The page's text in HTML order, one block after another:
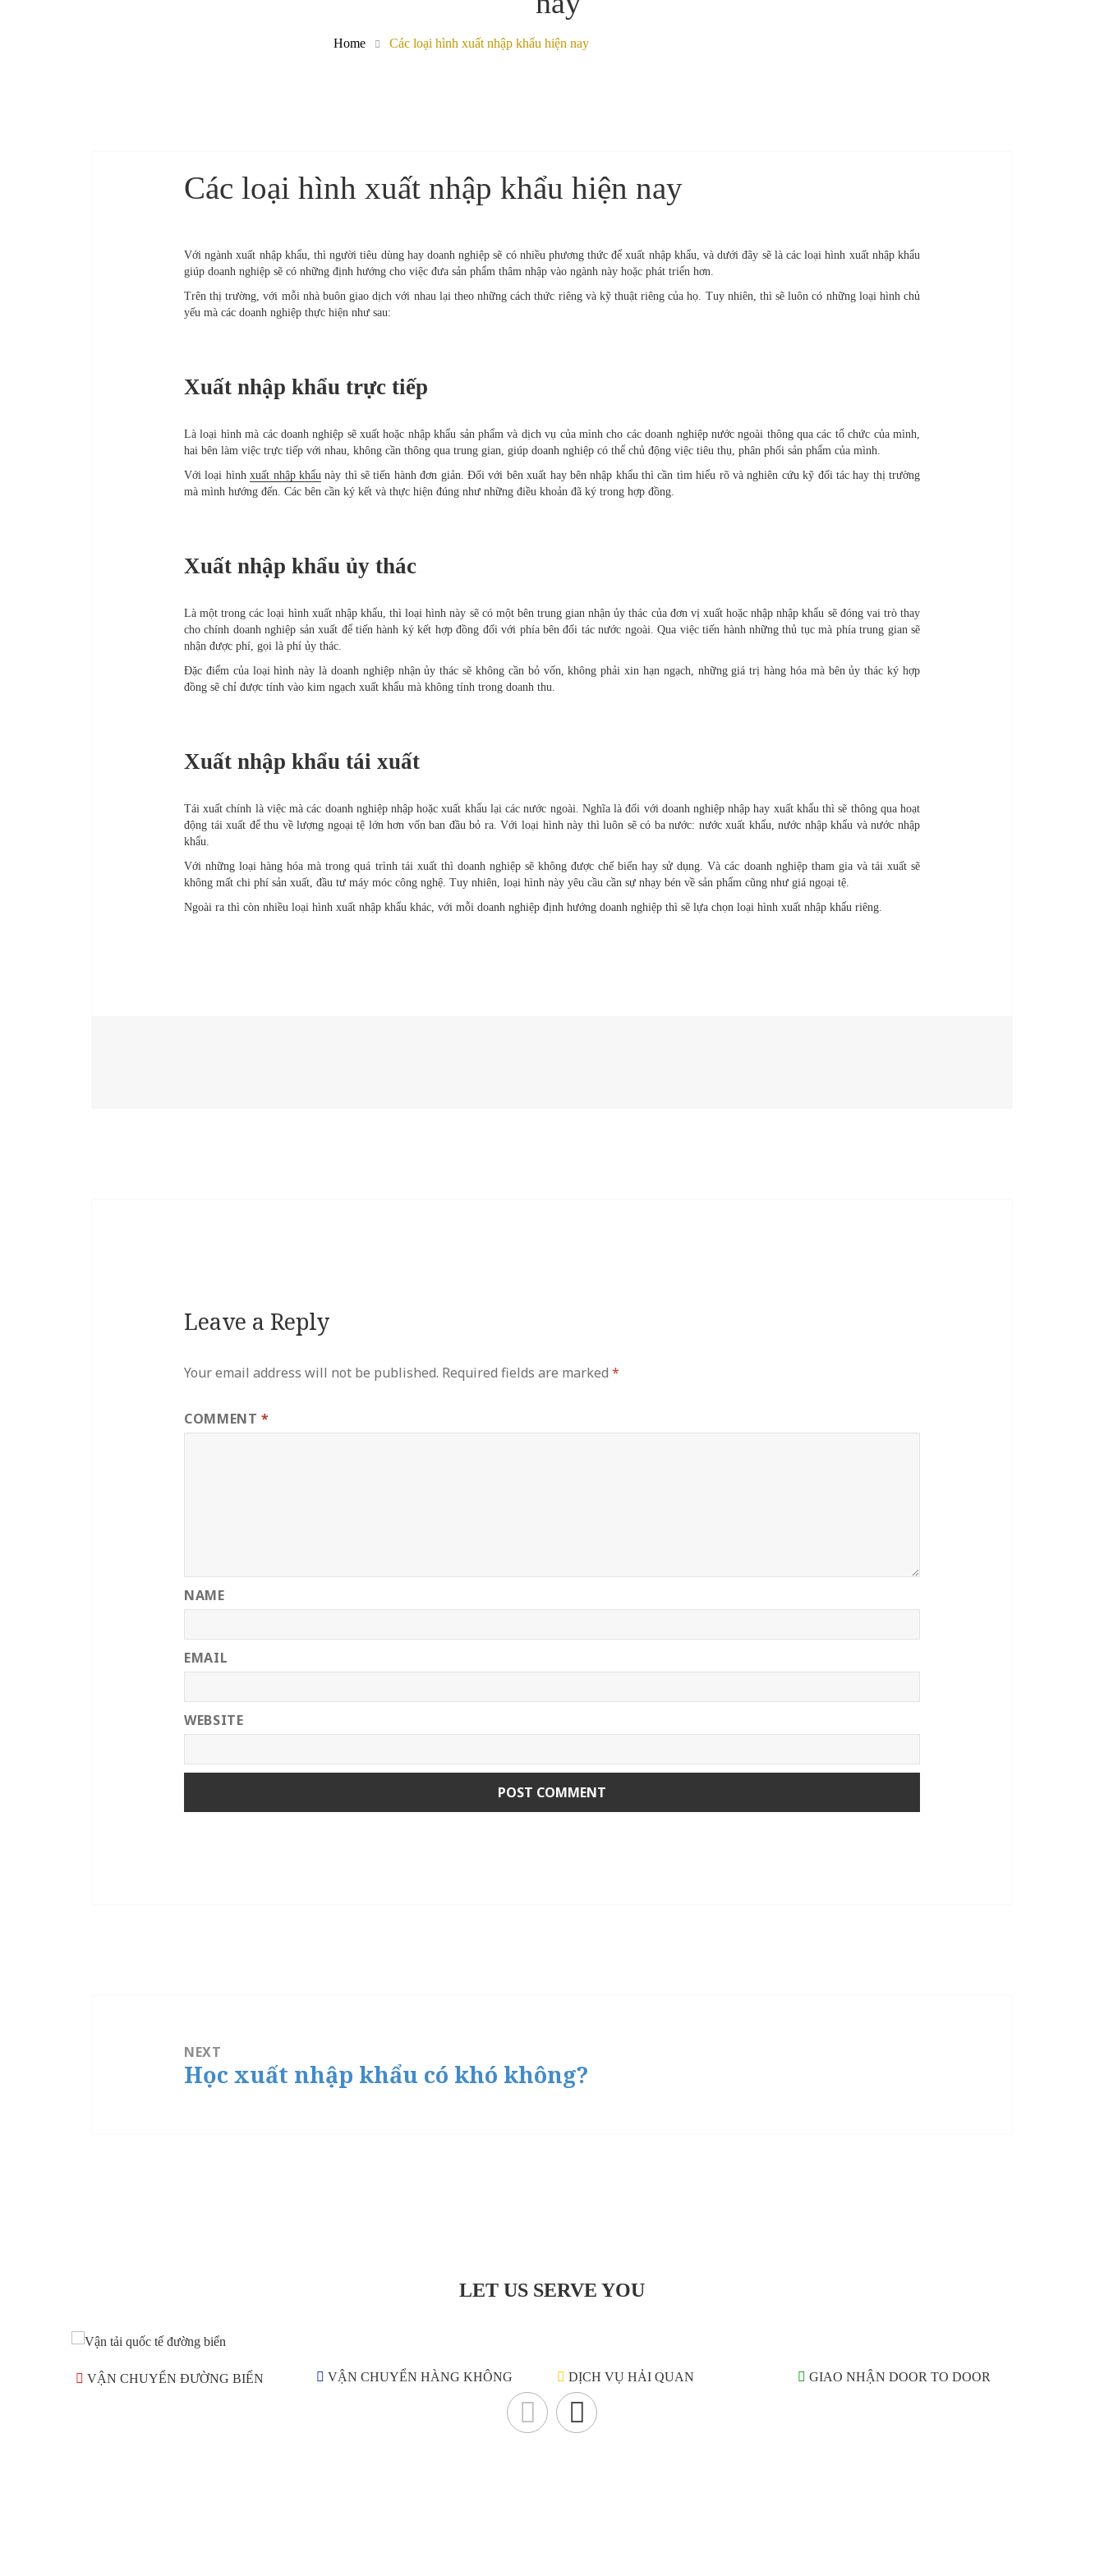
Home Các loại hình xuất nhập khẩu hiện nay
Các loại hình xuất nhập khẩu hiện nay
Với ngành xuất nhập khẩu, thì người tiêu dùng hay doanh nghiệp sẽ có nhiều phương thức để xuất nhập khẩu, và dưới đây sẽ là các loại hình xuất nhập khẩu
giúp doanh nghiệp sẽ có những định hướng cho việc đưa sản phẩm thâm nhập vào ngành này hoặc phát triển hơn.
Trên thị trường, với mỗi nhà buôn giao dịch với nhau lại theo những cách thức riêng và kỹ thuật riêng của họ. Tuy nhiên, thì sẽ luôn có những loại hình chủ
yếu mà các doanh nghiệp thực hiện như sau:
Xuất nhập khẩu trực tiếp
Là loại hình mà các doanh nghiệp sẽ xuất hoặc nhập khẩu sản phẩm và dịch vụ của mình cho các doanh nghiệp nước ngoài thông qua các tổ chức của mình,
hai bên làm việc trực tiếp với nhau, không cần thông qua trung gian, giúp doanh nghiệp có thể chủ động việc tiêu thụ, phân phối sản phẩm của mình.
Với loại hìnhxuất nhập khẩu này thì sẽ tiến hành đơn giản. Đối với bên xuất hay bên nhập khẩu thì cần tìm hiểu rõ và nghiên cứu kỹ đối tác hay thị trường
mà mình hướng đến. Các bên cần ký kết và thực hiện đúng như những điều khoản đã ký trong hợp đồng.
Xuất nhập khẩu ủy thác
Là một trong các loại hình xuất nhập khẩu, thì loại hình này sẽ có một bên trung gian nhận ủy thác của đơn vị xuất hoặc nhập nhập khẩu sẽ đóng vai trò thay
cho chính doanh nghiệp sản xuất để tiến hành ký kết hợp đồng đối với phía bên đối tác nước ngoài. Qua việc tiến hành những thủ tục mà phía trung gian sẽ
nhận được phí, gọi là phí ủy thác.
Đặc điểm của loại hình này là doanh nghiệp nhận ủy thác sẽ không cần bỏ vốn, không phải xin hạn ngạch, những giá trị hàng hóa mà bên ủy thác ký hợp
đồng sẽ chỉ được tính vào kim ngạch xuất khẩu mà không tính trong doanh thu.
Xuất nhập khẩu tái xuất
Tái xuất chính là việc mà các doanh nghiệp nhập hoặc xuất khẩu lại các nước ngoài. Nghĩa là đối với doanh nghiệp nhập hay xuất khẩu thì sẽ thông qua hoạt
động tái xuất để thu về lượng ngoại tệ lớn hơn vốn ban đầu bỏ ra. Với loại hình này thì luôn sẽ có ba nước: nước xuất khẩu, nước nhập khẩu và nước nhập
khẩu.
Với những loại hàng hóa mà trong quá trình tái xuất thì doanh nghiệp sẽ không được chế biến hay sử dụng. Và các doanh nghiệp tham gia và tái xuất sẽ
không mất chi phí sản xuất, đầu tư máy móc công nghệ. Tuy nhiên, loại hình này yêu cầu cần sự nhạy bén về sản phẩm cũng như giá ngoại tệ.
Ngoài ra thì còn nhiều loại hình xuất nhập khẩu khác, với mỗi doanh nghiệp định hướng doanh nghiệp thì sẽ lựa chọn loại hình xuất nhập khẩu riêng.
Leave a Reply
Your email address will not be published. Required fields are marked *
COMMENT*
NAME
EMAIL
WEBSITE
NEXT
Next
post:
Học xuất nhập khẩu có khó không?
LET US SERVE YOU
VẬN CHUYỂN ĐƯỜNG BIỂN VẬN CHUYỂN HÀNG KHÔNG DỊCH VỤ HẢI QUAN GIAO NHẬN DOOR TO DOOR